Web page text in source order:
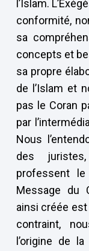
l’Islam.
conformité,
sa
concepts et
sa propre
de l’Islam et
pas le Coran
par
Nous
des
professent
Message du
ainsi créée
contraint,
l’origine de